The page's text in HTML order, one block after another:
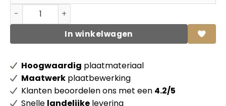
Shinnoki kantfineer 4.0 Pure walnut zonder lijm aantal
In winkelwagen
Hoogwaardig plaatmateriaal
Maatwerk plaatbewerking
Klanten beoordelen ons met een 4.2/5
Snelle landelijke levering